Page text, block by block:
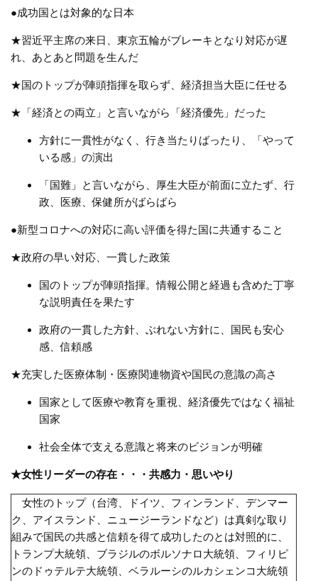
●成功国とは対象的な日本
★習近平主席の来日、東京五輪がブレーキとなり対応が遅
れ、あとあと問題を生んだ
★国のトップが陣頭指揮を取らず、経済担当大臣に任せる
★「経済との両立」と言いながら「経済優先」だった
方針に一貫性がなく、行き当たりばったり、「やって
いる感」の演出
「国難」と言いながら、厚生大臣が前面に立たず、行
政、医療、保健所がばらばら
●新型コロナへの対応に高い評価を得た国に共通すること
★政府の早い対応、一貫した政策
国のトップが陣頭指揮。情報公開と経過も含めた丁寧
な説明責任を果たす
政府の一貫した方針、ぶれない方針に、国民も安心
感、信頼感
★充実した医療体制・医療関連物資や国民の意識の高さ
国家として医療や教育を重視、経済優先ではなく福祉
国家
社会全体で支える意識と将来のビジョンが明確
★女性リーダーの存在・・・共感力・思いやり
女性のトップ（台湾、ドイツ、フィンランド、デンマー
ク、アイスランド、ニュージーランドなど）は真剣な取り
組みで国民の共感と信頼を得て成功したのとは対照的に、
トランプ大統領、ブラジルのボルソナロ大統領、フィリピ
ンのドゥテルテ大統領、ベラルーシのルカシェンコ大統領